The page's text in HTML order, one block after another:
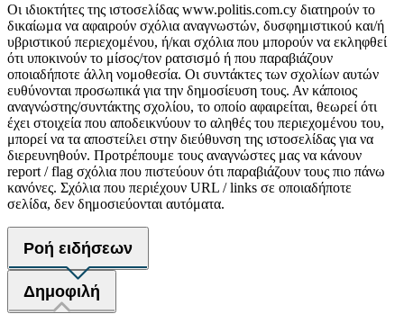
Οι ιδιοκτήτες της ιστοσελίδας www.politis.com.cy διατηρούν το
δικαίωμα να αφαιρούν σχόλια αναγνωστών, δυσφημιστικού και/ή
υβριστικού περιεχομένου, ή/και σχόλια που μπορούν να εκληφθεί
ότι υποκινούν το μίσος/τον ρατσισμό ή που παραβιάζουν
οποιαδήποτε άλλη νομοθεσία. Οι συντάκτες των σχολίων αυτών
ευθύνονται προσωπικά για την δημοσίευση τους. Αν κάποιος
αναγνώστης/συντάκτης σχολίου, το οποίο αφαιρείται, θεωρεί ότι
έχει στοιχεία που αποδεικνύουν το αληθές του περιεχομένου του,
μπορεί να τα αποστείλει στην διεύθυνση της ιστοσελίδας για να
διερευνηθούν. Προτρέπουμε τους αναγνώστες μας να κάνουν
report / flag σχόλια που πιστεύουν ότι παραβιάζουν τους πιο πάνω
κανόνες. Σχόλια που περιέχουν URL / links σε οποιαδήποτε
σελίδα, δεν δημοσιεύονται αυτόματα.
Ροή ειδήσεων
Δημοφιλή